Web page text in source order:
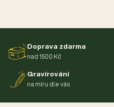
Doprava zdarma
nad 1500 Kč
Gravírování
na míru dle vás